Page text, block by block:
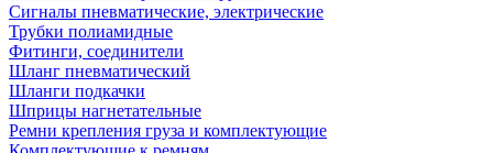
Сигналы пневматические, электрические
Трубки полиамидные
Фитинги, соединители
Шланг пневматический
Шланги подкачки
Шприцы нагнетательные
Ремни крепления груза и комплектующие